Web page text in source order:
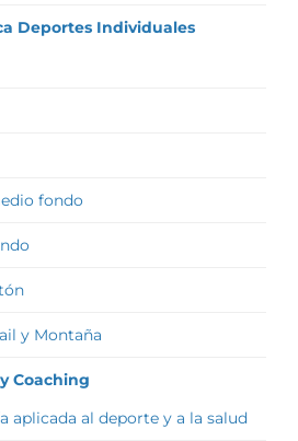
Deportes Individuales
fondo
y Montaña
Coaching
aplicada al deporte y a la salud